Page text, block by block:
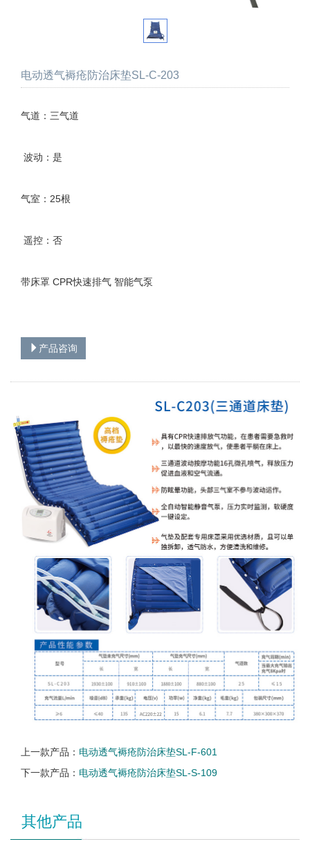
电动透气褥疮防治床垫SL-C-203
气道：三气道
波动：是
气室：25根
遥控：否
带床罩 CPR快速排气 智能气泵
产品咨询
上一款产品： 电动透气褥疮防治床垫SL-F-601
下一款产品： 电动透气褥疮防治床垫SL-S-109
其他产品